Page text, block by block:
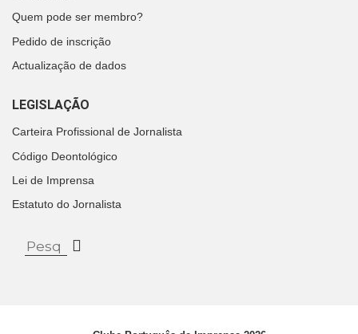
Quem pode ser membro?
Pedido de inscrição
Actualização de dados
LEGISLAÇÃO
Carteira Profissional de Jornalista
Código Deontológico
Lei de Imprensa
Estatuto do Jornalista